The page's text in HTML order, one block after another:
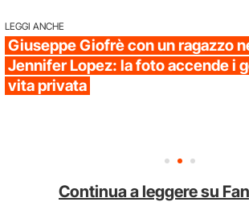
LEGGI ANCHE
Giuseppe Giofrè con un ragazzo
Jennifer Lopez: la foto accende i
vita privata
Continua a leggere su